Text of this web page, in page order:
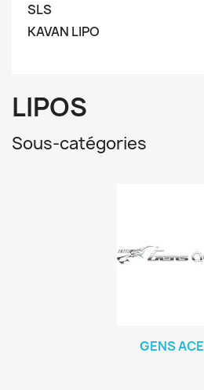
SLS
KAVAN LIPO
LIPOS
Sous-catégories
GENS ACE